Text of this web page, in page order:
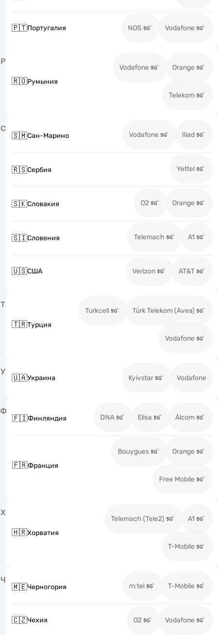
🇵🇹Португалия NOS Vodafone
Р
🇷🇴Румыния
Vodafone Orange
Telekom
С
🇸🇲Сан-Марино Vodafone Iliad
🇷🇸Сербия Yettel
🇸🇰Словакия O2 Orange
🇸🇮Словения Telemach A1
🇺🇸США Verizon AT&T
Т
🇹🇷Турция
Turkcell Türk Telekom (Avea)
Vodafone
У
🇺🇦Украина Kyivstar Vodafone
Ф
🇫🇮Финляндия DNA Elisa Ålcom
🇫🇷Франция
Bouygues Orange
Free Mobile
Х
🇭🇷Хорватия
Telemach (Tele2) A1
T-Mobile
Ч
🇲🇪Черногория m:tel T-Mobile
🇨🇿Чехия O2 Vodafone